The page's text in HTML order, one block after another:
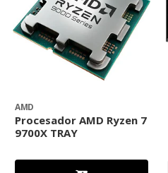
AMD
Procesador AMD Ryzen 7
9700X TRAY